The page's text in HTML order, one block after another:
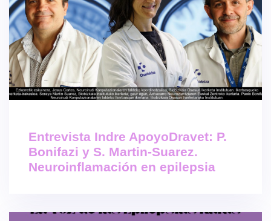
Entrevista Indre ApoyoDravet: P.
Bonifazi y S. Martin-Suarez.
Neuroinflamación en epilepsia